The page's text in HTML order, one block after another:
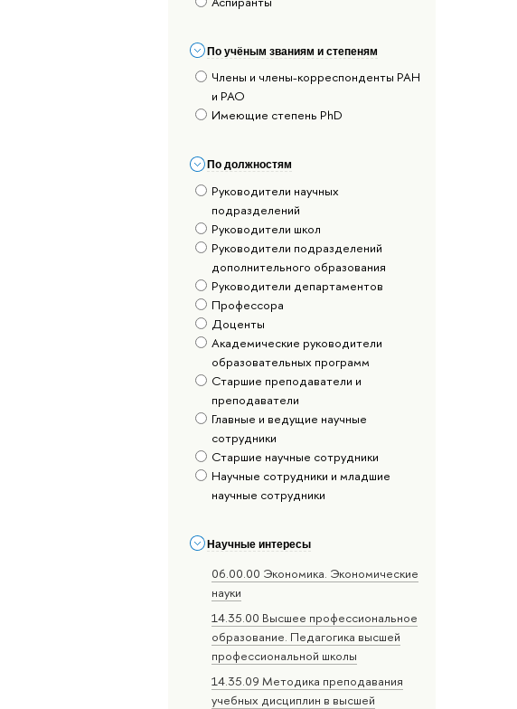
По учёным званиям и степеням
Члены и члены-корреспонденты РАН
и РАО
Имеющие степень PhD
По должностям
Руководители научных
подразделений
Руководители школ
Руководители подразделений
дополнительного образования
Руководители департаментов
Профессора
Доценты
Академические руководители
образовательных программ
Старшие преподаватели и
преподаватели
Главные и ведущие научные
сотрудники
Старшие научные сотрудники
Научные сотрудники и младшие
научные сотрудники
Научные интересы
06.00.00 Экономика. Экономические
науки
14.35.00 Высшее профессиональное
образование. Педагогика высшей
профессиональной школы
14.35.09 Методика преподавания
учебных дисциплин в высшей